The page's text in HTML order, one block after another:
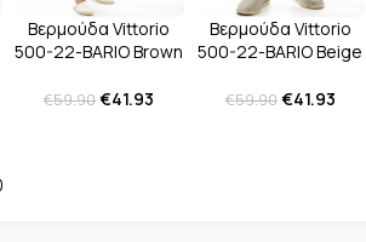
Βερμούδα Vittorio
500-22-BARIO Brown
€59.90€41.93
Βερμούδα Vittorio
500-22-BARIO Beige
€59.90€41.93